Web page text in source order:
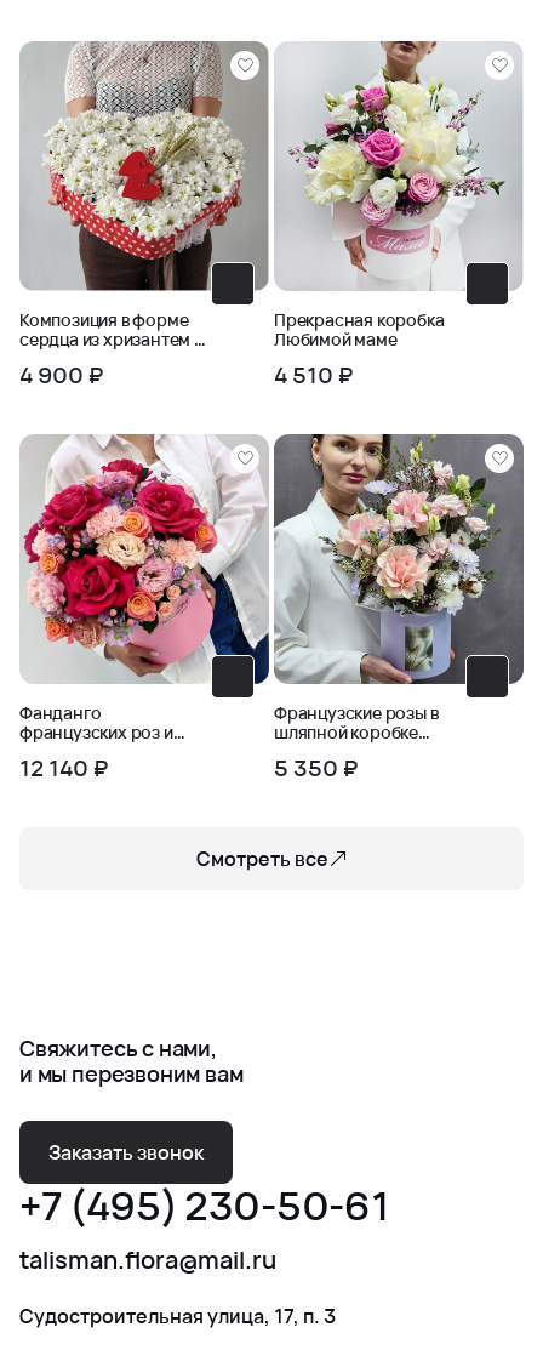
Композиция в форме
сердца из хризантем и
4 900 ₽
Прекрасная коробка
Любимой маме
4 510 ₽
Фанданго
французских роз и
12 140 ₽
Французские розы в
шляпной коробке
5 350 ₽
Смотреть все
Свяжитесь с нами,
и мы перезвоним вам
Заказать звонок
+7 (495) 230-50-61
talisman.flora@mail.ru
Судостроительная улица, 17, п. 3